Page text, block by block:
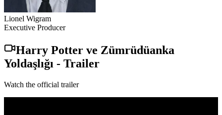
Lionel Wigram
Executive Producer
Harry Potter ve Zümrüdüanka
Yoldaşlığı - Trailer
Watch the official trailer